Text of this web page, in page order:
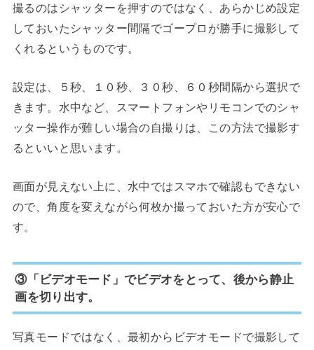
撮るのはシャッターを押すのではなく、あらかじめ設定
しておいたシャッター間隔でゴープロが勝手に撮影して
くれるというものです。
設定は、５秒、１０秒、３０秒、６０秒間隔から選択で
きます。水中など、スマートフォンやリモコンでのシャ
ッター操作が難しい場合の自撮りは、この方法で撮影す
るといいと思います。
画面が見えない上に、水中ではスマホで確認もできない
ので、角度を変えながら何枚か撮っておいた方が安心で
す。
③「ビデオモード」でビデオをとって、後から静止
画を切り出す。
写真モードではなく、最初からビデオモードで撮影して